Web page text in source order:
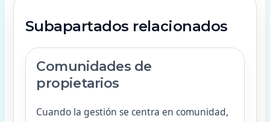
Subapartados relacionados
Comunidades de
propietarios
Cuando la gestión se centra en comunidad,